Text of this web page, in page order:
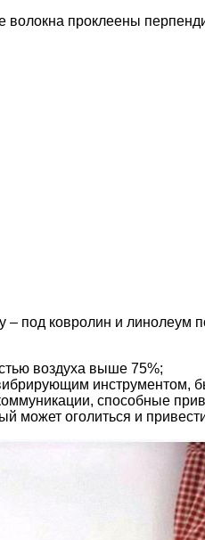
проклеены
под ковролин и линолеум
воздуха выше 75%;
инструментом,
способные
может оголиться и